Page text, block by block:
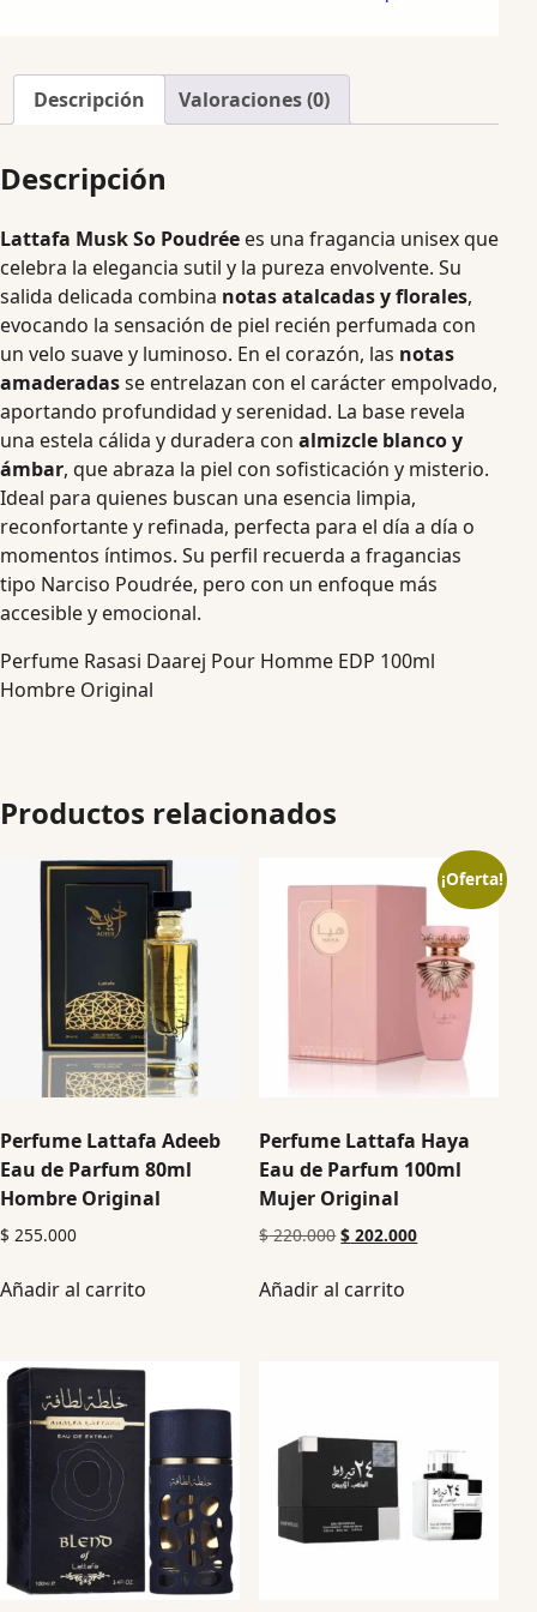
Descripción Valoraciones (0)
Descripción
Lattafa Musk So Poudrée es una fragancia unisex que
celebra la elegancia sutil y la pureza envolvente. Su
salida delicada combina notas atalcadas y florales,
evocando la sensación de piel recién perfumada con
un velo suave y luminoso. En el corazón, las notas
amaderadasse entrelazan con el carácter empolvado,
aportando profundidad y serenidad. La base revela
una estela cálida y duradera con almizcle blanco y
ámbar, que abraza la piel con sofisticación y misterio.
Ideal para quienes buscan una esencia limpia,
reconfortante y refinada, perfecta para el día a día o
momentos íntimos. Su perfil recuerda a fragancias
tipo Narciso Poudrée, pero con un enfoque más
accesible y emocional.
Perfume Rasasi Daarej Pour Homme EDP 100ml
Hombre Original
Productos relacionados
Perfume Lattafa Adeeb
Eau de Parfum 80ml
Hombre Original
$ 255.000
Añadir al carrito
¡Oferta!
Perfume Lattafa Haya
Eau de Parfum 100ml
Mujer Original
$220.000 $ 202.000
Añadir al carrito